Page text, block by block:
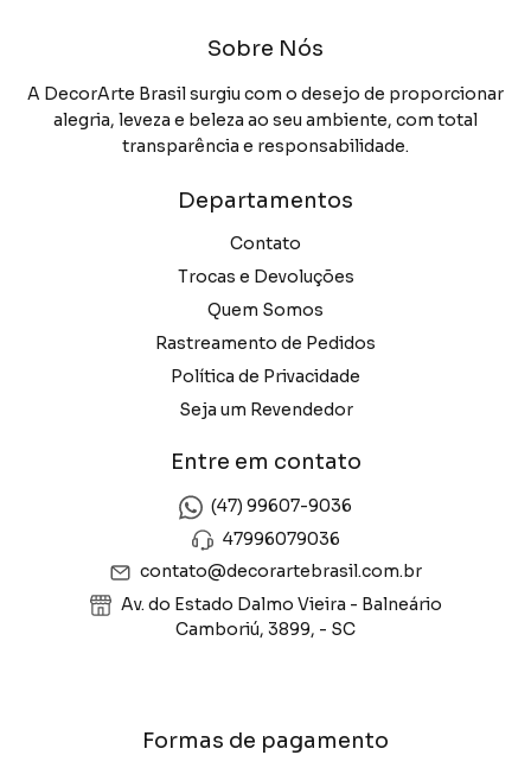
Sobre Nós
A DecorArte Brasil surgiu com o desejo de proporcionar
alegria, leveza e beleza ao seu ambiente, com total
transparência e responsabilidade.
Departamentos
Contato
Trocas e Devoluções
Quem Somos
Rastreamento de Pedidos
Política de Privacidade
Seja um Revendedor
Entre em contato
(47) 99607-9036
47996079036
contato@decorartebrasil.com.br
Av. do Estado Dalmo Vieira - Balneário
Camboriú, 3899, - SC
Formas de pagamento